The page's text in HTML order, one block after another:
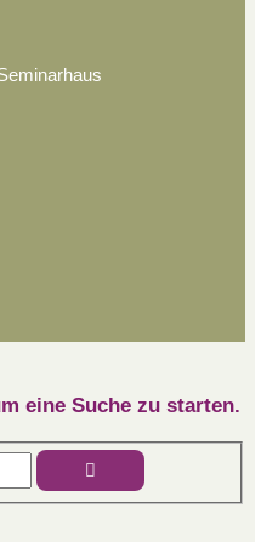
eine Suche zu starten.